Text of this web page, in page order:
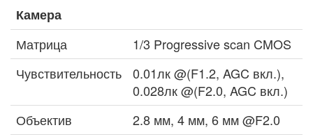
Камера
Матрица
1/3 Progressive scan CMOS
Чувствительность
0.01лк @(F1.2, AGC вкл.),
0.028лк @(F2.0, AGC вкл.)
Объектив
2.8 мм, 4 мм, 6 мм @F2.0